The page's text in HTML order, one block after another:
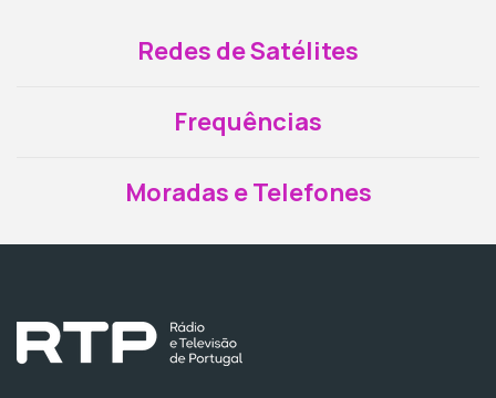
Redes de Satélites
Frequências
Moradas e Telefones